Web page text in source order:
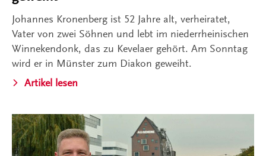
Johannes Kronenberg ist 52 Jahre alt, verheiratet,
Vater von zwei Söhnen und lebt im niederrheinischen
Winnekendonk, das zu Kevelaer gehört. Am Sonntag
wird er in Münster zum Diakon geweiht.
Artikel lesen